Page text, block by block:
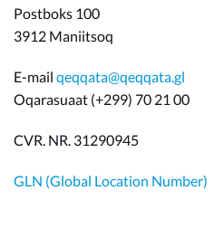
Postboks 100
3912 Maniitsoq
E-mail qeqqata@qeqqata.gl
Oqarasuaat (+299) 70 21 00
CVR. NR. 31290945
GLN (Global Location Number)